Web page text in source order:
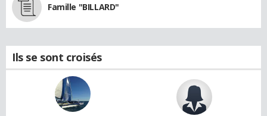
Famille "BILLARD"
Ils se sont croisés